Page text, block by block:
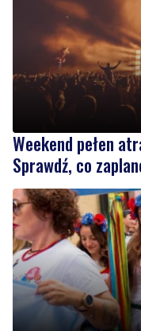
Weekend pełen
Sprawdź, co